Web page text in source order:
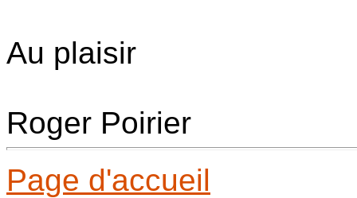
Au plaisir
Roger Poirier
Page d'accueil